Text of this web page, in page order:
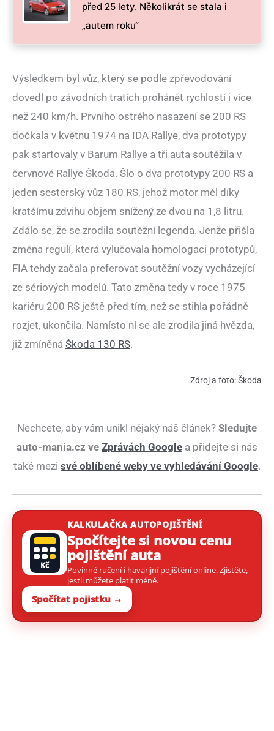
před 25 lety. Několikrát se stala i
„autem roku“
Výsledkem byl vůz, který se podle zpřevodování
dovedl po závodních tratích prohánět rychlostí i více
než 240 km/h. Prvního ostrého nasazení se 200 RS
dočkala v květnu 1974 na IDA Rallye, dva prototypy
pak startovaly v Barum Rallye a tři auta soutěžila v
červnové Rallye Škoda. Šlo o dva prototypy 200 RS a
jeden sesterský vůz 180 RS, jehož motor měl díky
kratšímu zdvihu objem snížený ze dvou na 1,8 litru.
Zdálo se, že se zrodila soutěžní legenda. Jenže přišla
změna regulí, která vylučovala homologaci prototypů,
FIA tehdy začala preferovat soutěžní vozy vycházející
ze sériových modelů. Tato změna tedy v roce 1975
kariéru 200 RS ještě před tím, než se stihla pořádně
rozjet, ukončila. Namísto ní se ale zrodila jiná hvězda,
již zmíněná Škoda 130 RS.
Zdroj a foto: Škoda
Nechcete, aby vám unikl nějaký náš článek? Sledujte
auto-mania.cz ve Zprávách Google a přidejte si nás
také mezi své oblíbené weby ve vyhledávání Google.
Kč
KALKULAČKA AUTOPOJIŠTĚNÍ
Spočítejte si novou cenu
pojištění auta
Povinné ručení i havarijní pojištění online. Zjistěte,
jestli můžete platit méně.
Spočítat pojistku →